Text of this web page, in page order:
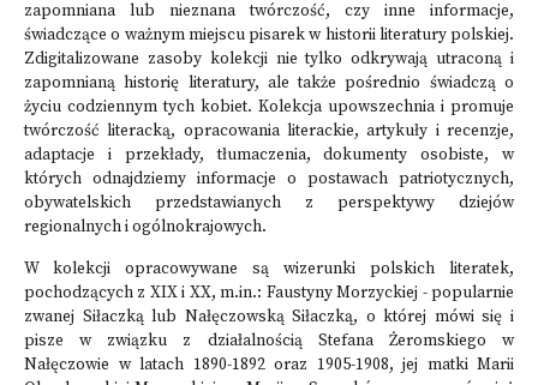
zapomniana lub nieznana twórczość, czy inne informacje,
świadczące o ważnym miejscu pisarek w historii literatury polskiej.
Zdigitalizowane zasoby kolekcji nie tylko odkrywają utraconą i
zapomnianą historię literatury, ale także pośrednio świadczą o
życiu codziennym tych kobiet. Kolekcja upowszechnia i promuje
twórczość literacką, opracowania literackie, artykuły i recenzje,
adaptacje i przekłady, tłumaczenia, dokumenty osobiste, w
których odnajdziemy informacje o postawach patriotycznych,
obywatelskich przedstawianych z perspektywy dziejów
regionalnych i ogólnokrajowych.
W kolekcji opracowywane są wizerunki polskich literatek,
pochodzących z XIX i XX, m.in.: Faustyny Morzyckiej - popularnie
zwanej Siłaczką lub Nałęczowską Siłaczką, o której mówi się i
pisze w związku z działalnością Stefana Żeromskiego w
Nałęczowie w latach 1890-1892 oraz 1905-1908, jej matki Marii